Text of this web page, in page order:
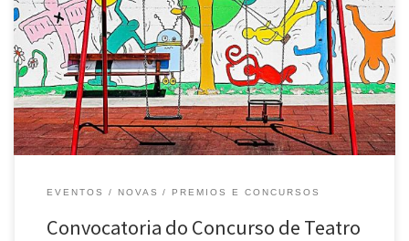
CULTURAL O FACHO Asumindo un ano máis como propias as palabras
de Juan RamónJiménez cando afirmaba que “teatro infantil é aquel
que tamén lle gustaaos nenos”, a Agrupación Cultural O FACHO
acordou convocar oConcurso de Teatro Infantil, que se rexerá polas
seguintes […]
EVENTOS NOVAS PREMIOS E CONCURSOS
Convocatoria do Concurso de Teatro